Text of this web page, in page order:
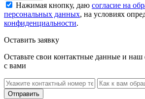
Нажимая кнопку, даю согласие на
персональных данных, на условиях
конфиденциальности.
Оставить заявку
Оставьте свои контактные данные и наш
с вами